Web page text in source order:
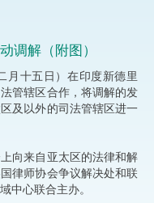
调解（附图）
月十五日）在印度新德里
管辖区合作，将调解的发
及以外的司法管辖区进一
向来自亚太区的法律和解
律师协会争议解决处和联
中心联合主办。